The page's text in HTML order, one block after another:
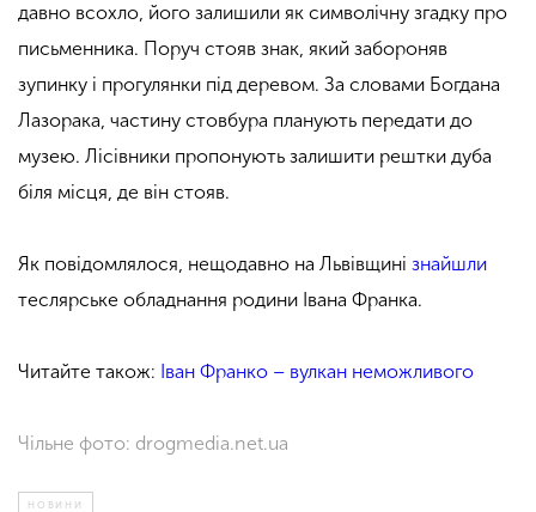
давно всохло, його залишили як символічну згадку про
письменника. Поруч стояв знак, який забороняв
зупинку і прогулянки під деревом. За словами Богдана
Лазорака, частину стовбура планують передати до
музею. Лісівники пропонують залишити рештки дуба
біля місця, де він стояв.
Як повідомлялося, нещодавно на Львівщині знайшли
теслярське обладнання родини Івана Франка.
Читайте також: Іван Франко – вулкан неможливого
Чільне фото: drogmedia.net.ua
НОВИНИ